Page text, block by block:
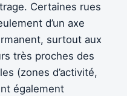
Certaines rues
d’un axe
surtout aux
très proches des
(zones d’activité,
également